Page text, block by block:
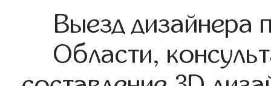
Выезд дизайнера
Области,